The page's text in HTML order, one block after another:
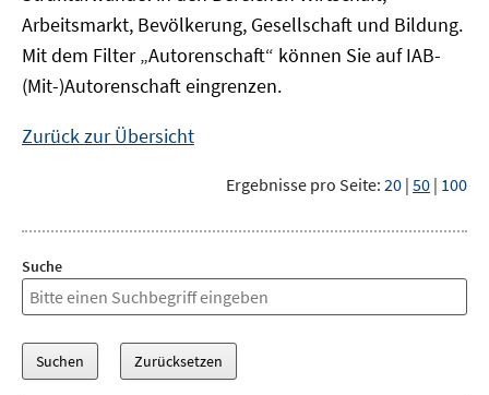
Arbeitsmarkt, Bevölkerung, Gesellschaft und Bildung.
Mit dem Filter „Autorenschaft“ können Sie auf IAB-
(Mit-)Autorenschaft eingrenzen.
Zurück zur Übersicht
Ergebnisse pro Seite: 20 | 50 | 100
Suche